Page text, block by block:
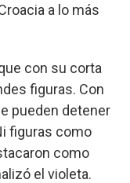
a lo más
con su corta
figuras. Con
pueden detener
figuras como
como
el violeta.